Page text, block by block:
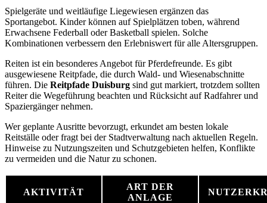
Spielgeräte und weitläufige Liegewiesen ergänzen das
Sportangebot. Kinder können auf Spielplätzen toben, während
Erwachsene Federball oder Basketball spielen. Solche
Kombinationen verbessern den Erlebniswert für alle Altersgruppen.
Reiten ist ein besonderes Angebot für Pferdefreunde. Es gibt
ausgewiesene Reitpfade, die durch Wald- und Wiesenabschnitte
führen. Die Reitpfade Duisburg sind gut markiert, trotzdem sollten
Reiter die Wegeführung beachten und Rücksicht auf Radfahrer und
Spaziergänger nehmen.
Wer geplante Ausritte bevorzugt, erkundet am besten lokale
Reitställe oder fragt bei der Stadtverwaltung nach aktuellen Regeln.
Hinweise zu Nutzungszeiten und Schutzgebieten helfen, Konflikte
zu vermeiden und die Natur zu schonen.
AKTIVITÄT
ART DER
ANLAGE